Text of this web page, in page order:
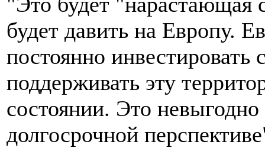
будет давить на Европу.
постоянно
поддерживать эту
состоянии. Это
долгосрочной